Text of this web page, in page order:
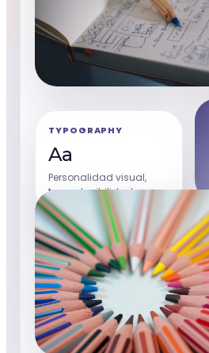
TYPOGRAPHY
Aa
Personalidad visual,
tono y legibilidad
alineados a tu marca.